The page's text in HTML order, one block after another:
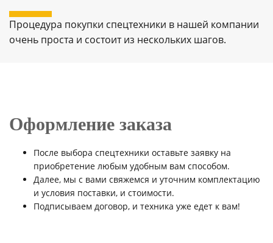
Процедура покупки спецтехники в нашей компании
очень проста и состоит из нескольких шагов.
Оформление заказа
После выбора спецтехники оставьте заявку на
приобретение любым удобным вам способом.
Далее, мы с вами свяжемся и уточним комплектацию
и условия поставки, и стоимости.
Подписываем договор, и техника уже едет к вам!